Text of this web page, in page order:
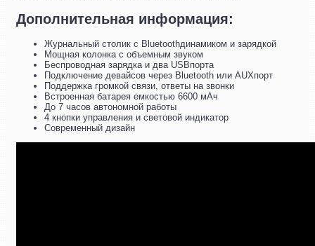
Дополнительная информация:
Журнальный столик с Bluetoothдинамиком и зарядкой
Мощная колонка с объемным звуком
Беспроводная зарядка и два USBпорта
Подключение девайсов через Bluetooth или AUXпорт
Поддержка громкой связи, ответы на звонки
Встроенная батарея емкостью 6600 мАч
До 7 часов автономной работы
4 кнопки управления и световой индикатор
Современный дизайн